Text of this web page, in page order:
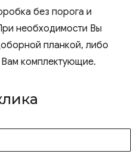
без порога и
необходимости Вы
планкой, либо
комплектующие.